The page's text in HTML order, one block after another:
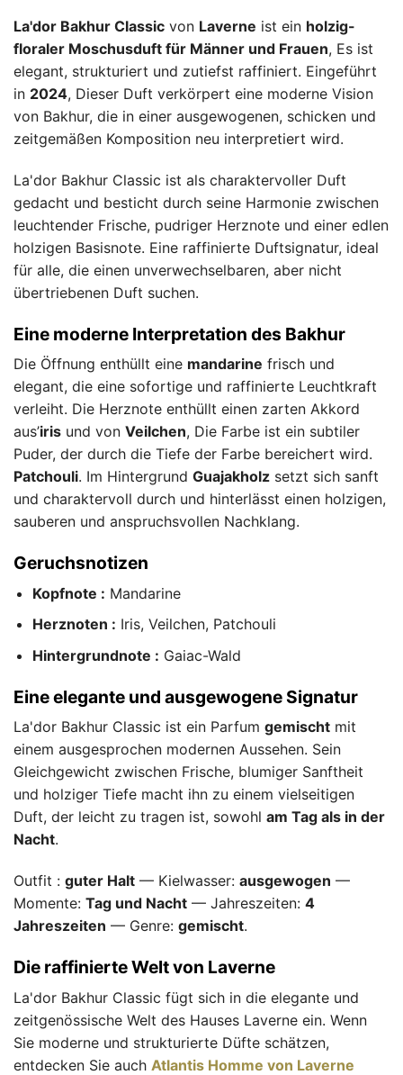
La'dor Bakhur Classic von Laverne ist ein holzig-
floraler Moschusduft für Männer und Frauen, Es ist
elegant, strukturiert und zutiefst raffiniert. Eingeführt
in 2024, Dieser Duft verkörpert eine moderne Vision
von Bakhur, die in einer ausgewogenen, schicken und
zeitgemäßen Komposition neu interpretiert wird.
La'dor Bakhur Classic ist als charaktervoller Duft
gedacht und besticht durch seine Harmonie zwischen
leuchtender Frische, pudriger Herznote und einer edlen
holzigen Basisnote. Eine raffinierte Duftsignatur, ideal
für alle, die einen unverwechselbaren, aber nicht
übertriebenen Duft suchen.
Eine moderne Interpretation des Bakhur
Die Öffnung enthüllt eine mandarine frisch und
elegant, die eine sofortige und raffinierte Leuchtkraft
verleiht. Die Herznote enthüllt einen zarten Akkord
aus’iris und von Veilchen, Die Farbe ist ein subtiler
Puder, der durch die Tiefe der Farbe bereichert wird.
Patchouli. Im Hintergrund Guajakholz setzt sich sanft
und charaktervoll durch und hinterlässt einen holzigen,
sauberen und anspruchsvollen Nachklang.
Geruchsnotizen
Kopfnote : Mandarine
Herznoten : Iris, Veilchen, Patchouli
Hintergrundnote : Gaiac-Wald
Eine elegante und ausgewogene Signatur
La'dor Bakhur Classic ist ein Parfum gemischt mit
einem ausgesprochen modernen Aussehen. Sein
Gleichgewicht zwischen Frische, blumiger Sanftheit
und holziger Tiefe macht ihn zu einem vielseitigen
Duft, der leicht zu tragen ist, sowohl am Tag als in der
Nacht.
Outfit : guter Halt — Kielwasser: ausgewogen —
Momente: Tag und Nacht — Jahreszeiten: 4
Jahreszeiten — Genre: gemischt.
Die raffinierte Welt von Laverne
La'dor Bakhur Classic fügt sich in die elegante und
zeitgenössische Welt des Hauses Laverne ein. Wenn
Sie moderne und strukturierte Düfte schätzen,
entdecken Sie auch Atlantis Homme von Laverne